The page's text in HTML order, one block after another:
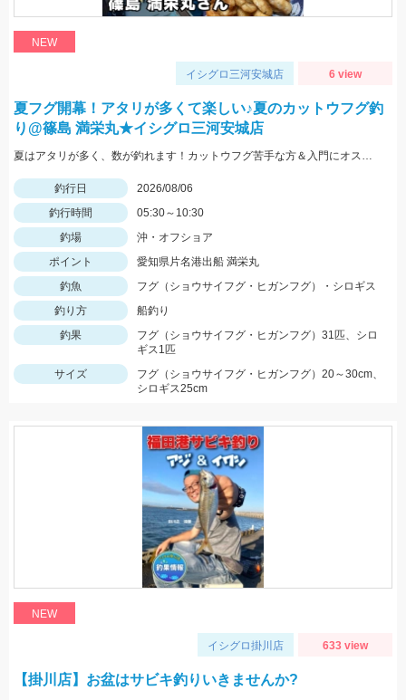
NEW
イシグロ三河安城店 6 view
夏フグ開幕！アタリが多くて楽しい♪夏のカットウフグ釣
り@篠島 満栄丸★イシグロ三河安城店
夏はアタリが多く、数が釣れます！カットウフグ苦手な方＆入門にオススメですよ～
釣行日
2026/08/06
釣行時間
05:30～10:30
釣場
沖・オフショア
ポイント
愛知県片名港出船 満栄丸
釣魚
フグ（ショウサイフグ・ヒガンフグ）・シロギス
釣り方
船釣り
釣果
フグ（ショウサイフグ・ヒガンフグ）31匹、シロ
ギス1匹
サイズ
フグ（ショウサイフグ・ヒガンフグ）20～30cm、
シロギス25cm
NEW
イシグロ掛川店 633 view
【掛川店】お盆はサビキ釣りいきませんか?